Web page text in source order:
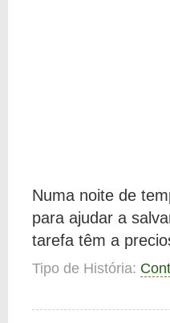
Numa noite de
para ajudar a
tarefa têm a
Tipo de História: